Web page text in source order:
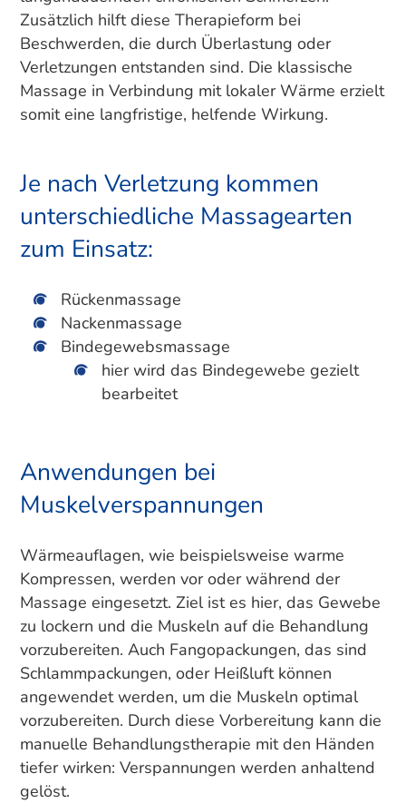
Zusätzlich hilft diese Therapieform bei
Beschwerden, die durch Überlastung oder
Verletzungen entstanden sind. Die klassische
Massage in Verbindung mit lokaler Wärme erzielt
somit eine langfristige, helfende Wirkung.
Je nach Verletzung kommen
unterschiedliche Massagearten
zum Einsatz:
Rückenmassage
Nackenmassage
Bindegewebsmassage
hier wird das Bindegewebe gezielt
bearbeitet
Anwendungen bei
Muskelverspannungen
Wärmeauflagen, wie beispielsweise warme
Kompressen, werden vor oder während der
Massage eingesetzt. Ziel ist es hier, das Gewebe
zu lockern und die Muskeln auf die Behandlung
vorzubereiten. Auch Fangopackungen, das sind
Schlammpackungen, oder Heißluft können
angewendet werden, um die Muskeln optimal
vorzubereiten. Durch diese Vorbereitung kann die
manuelle Behandlungstherapie mit den Händen
tiefer wirken: Verspannungen werden anhaltend
gelöst.